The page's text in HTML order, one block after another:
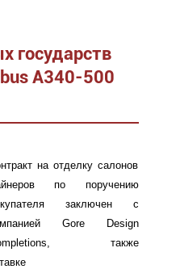
государств
A340-500
на отделку салонов
по поручению
заключен с
Gore Design
также